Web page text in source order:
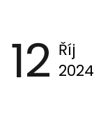
12 Říj
2024